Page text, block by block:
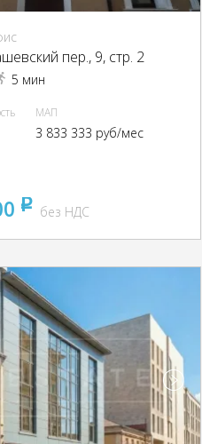
пер., 9, стр. 2
5 мин
МАП
3 833 333 руб/мес
pуббез НДС